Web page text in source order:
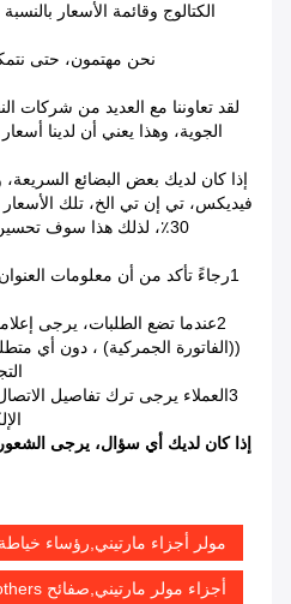
الكتالوج وقائمة الأسعار
نحن مهتمون، حتى
لقد تعاوننا مع العديد من شركات
الجوية، وهذا يعني أن لدينا
إذا كان لديك بعض البضائع
30٪، لذلك هذا سوف تحسين قدرتنا على المنافسة الأسعار
1رجاءً تأكد من أن معلومات
2عندما تضع الطلبات، يرجى
((الفاتورة الجمركية) ، دون أي
3العملاء يرجى ترك تفاصيل
إذا كان لديك أي سؤال، يرجى
مولر أجزاء مارتيني,رؤساء خياطة hohner
أجزاء مولر مارتيني,صفائح smoothers